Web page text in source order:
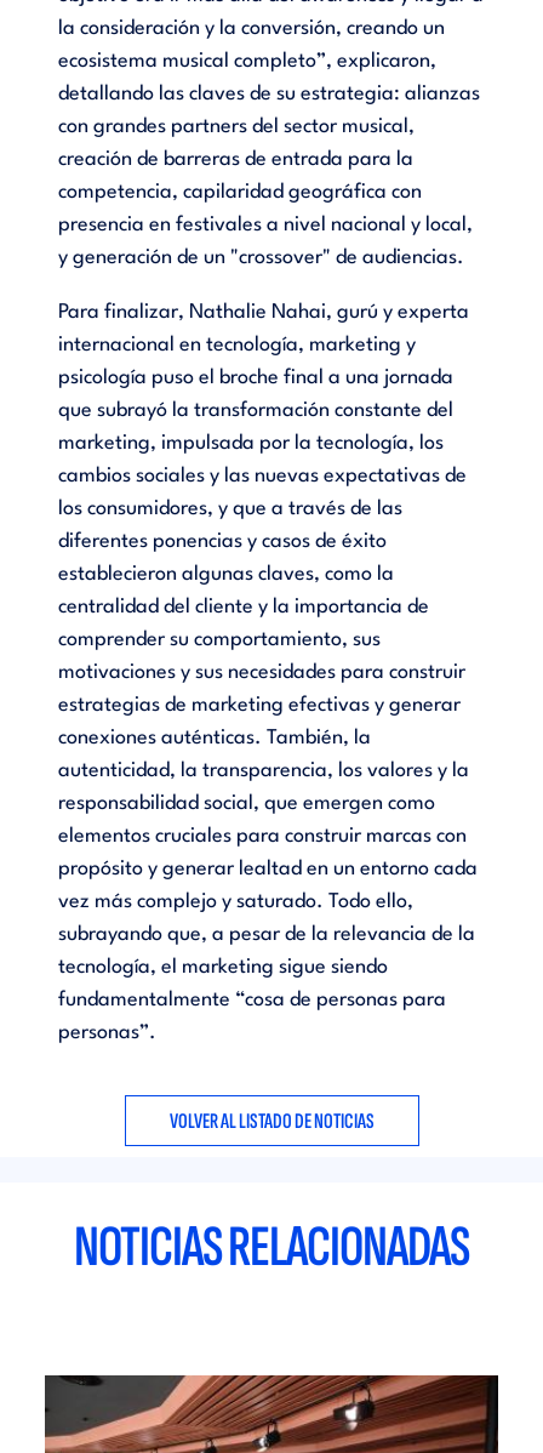
la consideración y la conversión, creando un
ecosistema musical completo”, explicaron,
detallando las claves de su estrategia: alianzas
con grandes partners del sector musical,
creación de barreras de entrada para la
competencia, capilaridad geográfica con
presencia en festivales a nivel nacional y local,
y generación de un "crossover" de audiencias.
Para finalizar, Nathalie Nahai, gurú y experta
internacional en tecnología, marketing y
psicología puso el broche final a una jornada
que subrayó la transformación constante del
marketing, impulsada por la tecnología, los
cambios sociales y las nuevas expectativas de
los consumidores, y que a través de las
diferentes ponencias y casos de éxito
establecieron algunas claves, como la
centralidad del cliente y la importancia de
comprender su comportamiento, sus
motivaciones y sus necesidades para construir
estrategias de marketing efectivas y generar
conexiones auténticas. También, la
autenticidad, la transparencia, los valores y la
responsabilidad social, que emergen como
elementos cruciales para construir marcas con
propósito y generar lealtad en un entorno cada
vez más complejo y saturado. Todo ello,
subrayando que, a pesar de la relevancia de la
tecnología, el marketing sigue siendo
fundamentalmente “cosa de personas para
personas”.
VOLVER AL LISTADO DE NOTICIAS
NOTICIAS RELACIONADAS